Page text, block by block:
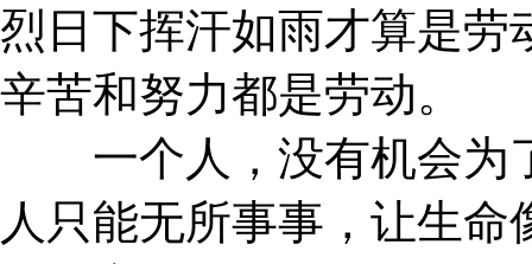
烈日下挥汗如雨才算是劳
辛苦和努力都是劳动。
一个人，没有机会为
人只能无所事事，让生